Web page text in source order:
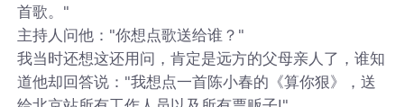
首歌。"
主持人问他："你想点歌送给谁？"
我当时还想这还用问，肯定是远方的父母亲人了，谁知
道他却回答说："我想点一首陈小春的《算你狠》，送